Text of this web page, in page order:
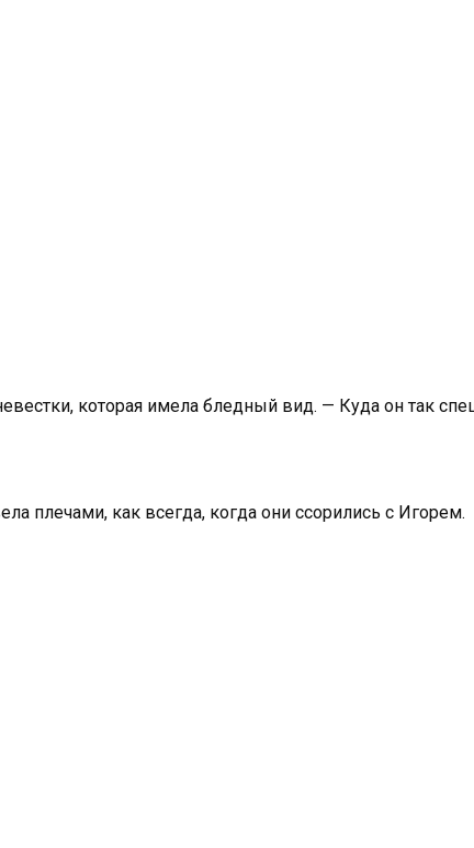
которая имела бледный вид. — Куда он так
плечами, как всегда, когда они ссорились с Игорем.